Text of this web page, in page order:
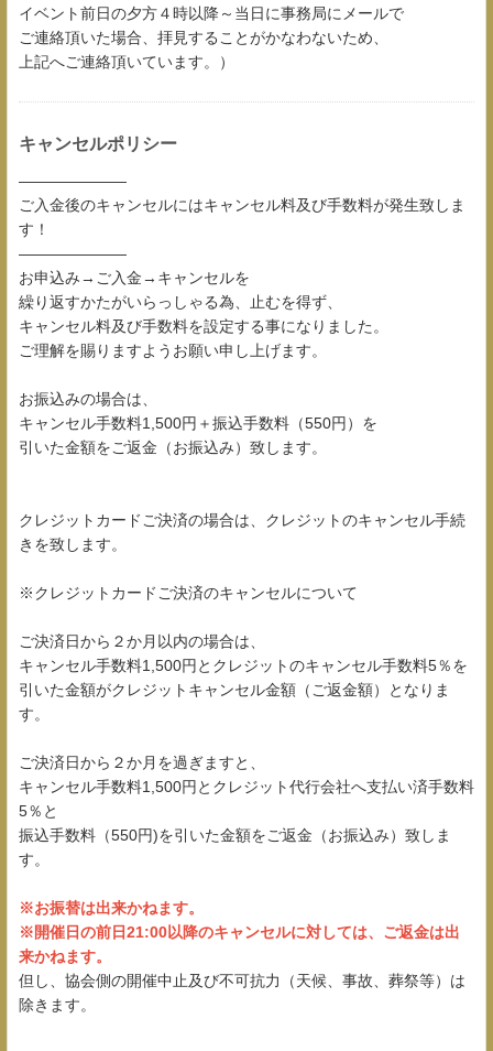
イベント前日の夕方４時以降～当日に事務局にメールで
ご連絡頂いた場合、拝見することがかなわないため、
上記へご連絡頂いています。）
キャンセルポリシー
―――――――
ご入金後のキャンセルにはキャンセル料及び手数料が発生致しま
す！
―――――――
お申込み→ご入金→キャンセルを
繰り返すかたがいらっしゃる為、止むを得ず、
キャンセル料及び手数料を設定する事になりました。
ご理解を賜りますようお願い申し上げます。
お振込みの場合は、
キャンセル手数料1,500円＋振込手数料（550円）を
引いた金額をご返金（お振込み）致します。
クレジットカードご決済の場合は、クレジットのキャンセル手続
きを致します。
※クレジットカードご決済のキャンセルについて
ご決済日から２か月以内の場合は、
キャンセル手数料1,500円とクレジットのキャンセル手数料5％を
引いた金額がクレジットキャンセル金額（ご返金額）となりま
す。
ご決済日から２か月を過ぎますと、
キャンセル手数料1,500円とクレジット代行会社へ支払い済手数料
5％と
振込手数料（550円)を引いた金額をご返金（お振込み）致しま
す。
※お振替は出来かねます。
※開催日の前日21:00以降のキャンセルに対しては、ご返金は出
来かねます。
但し、協会側の開催中止及び不可抗力（天候、事故、葬祭等）は
除きます。